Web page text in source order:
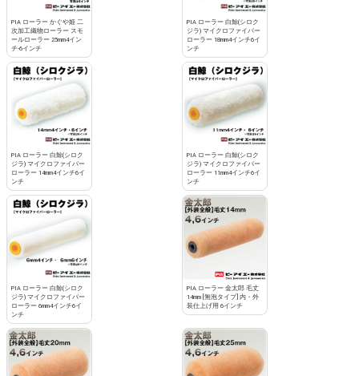
PIA ローラー かぐや姫 二
次加工織物ローラー スモ
ールローラー 25mm4イン
チ-6インチ
PIA ローラー 白鯨(シロク
ジラ) マイクロファイバー
ローラー 18mm4インチ6イ
ンチ
PIA ローラー 白鯨(シロク
ジラ) マイクロファイバー
ローラー 14mm4インチ6イ
ンチ
PIA ローラー 白鯨(シロク
ジラ) マイクロファイバー
ローラー 11mm4インチ6イ
ンチ
PIA ローラー 白鯨(シロク
ジラ) マイクロファイバー
ローラー 6mm4インチ6イ
ンチ
PIA ローラー 金太郎 毛丈
14mm [無泡タイプ] 内・外
装仕上げ用 6インチ